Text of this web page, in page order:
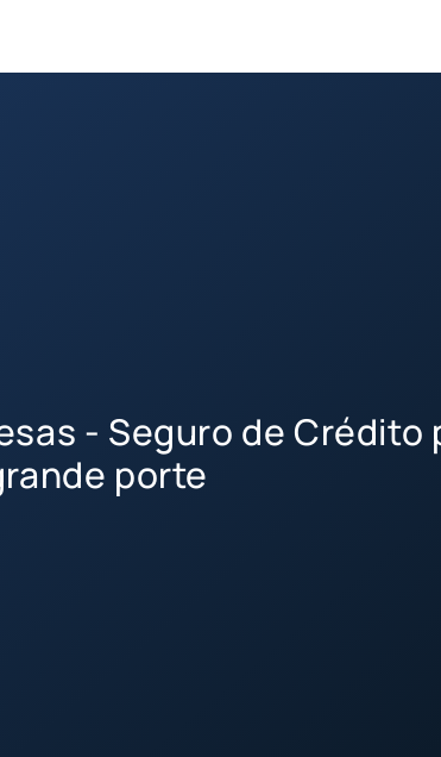
- Seguro de Crédito
porte